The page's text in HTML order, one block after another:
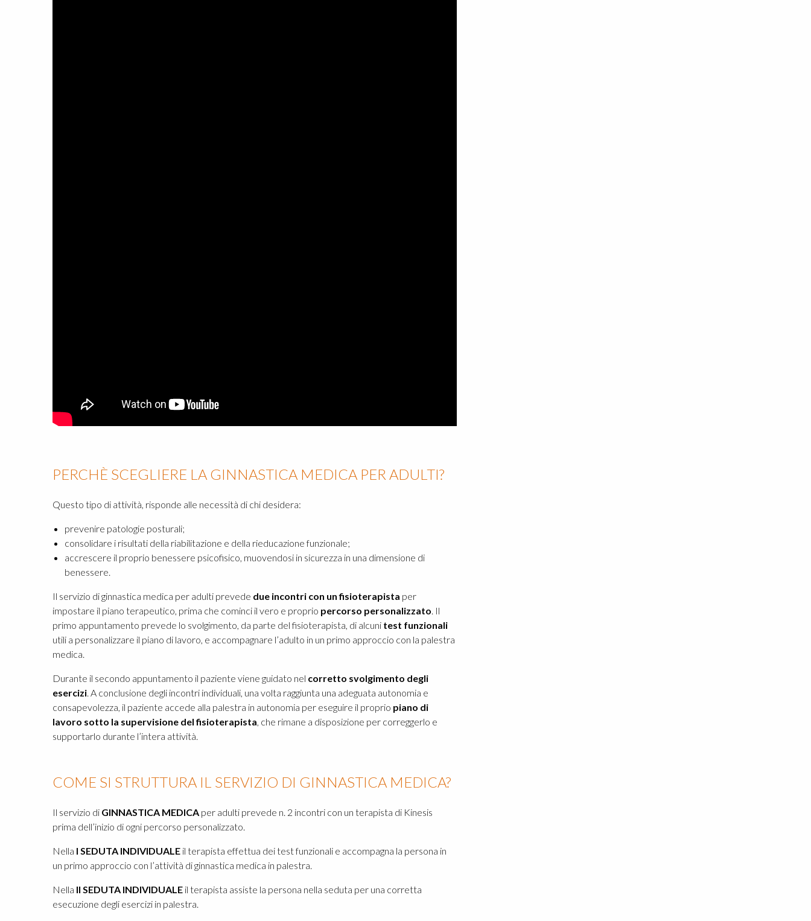
PERCHÈ SCEGLIERE LA GINNASTICA MEDICA PER ADULTI?
Questo tipo di attività, risponde alle necessità di chi desidera:
prevenire patologie posturali;
consolidare i risultati della riabilitazione e della rieducazione funzionale;
accrescere il proprio benessere psicofisico, muovendosi in sicurezza in una dimensione di
benessere.
Il servizio di ginnastica medica per adulti prevede due incontri con un fisioterapista per
impostare il piano terapeutico, prima che cominci il vero e proprio percorso personalizzato . Il
primo appuntamento prevede lo svolgimento, da parte del fisioterapista, di alcuni test funzionali
utili a personalizzare il piano di lavoro, e accompagnare l’adulto in un primo approccio con la palestra
medica.
Durante il secondo appuntamento il paziente viene guidato nel corretto svolgimento degli
esercizi . A conclusione degli incontri individuali, una volta raggiunta una adeguata autonomia e
consapevolezza, il paziente accede alla palestra in autonomia per eseguire il proprio piano di
lavoro sotto la supervisione del fisioterapista , che rimane a disposizione per correggerlo e
supportarlo durante l’intera attività.
COME SI STRUTTURA IL SERVIZIO DI GINNASTICA MEDICA?
Il servizio di GINNASTICA MEDICA per adulti prevede n. 2 incontri con un terapista di Kinesis
prima dell’inizio di ogni percorso personalizzato.
Nella I SEDUTA INDIVIDUALE il terapista effettua dei test funzionali e accompagna la persona in
un primo approccio con l’attività di ginnastica medica in palestra.
Nella II SEDUTA INDIVIDUALE il terapista assiste la persona nella seduta per una corretta
esecuzione degli esercizi in palestra.